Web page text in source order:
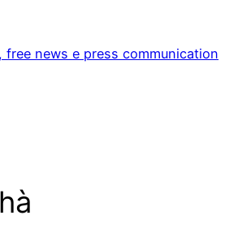
free news e press communication